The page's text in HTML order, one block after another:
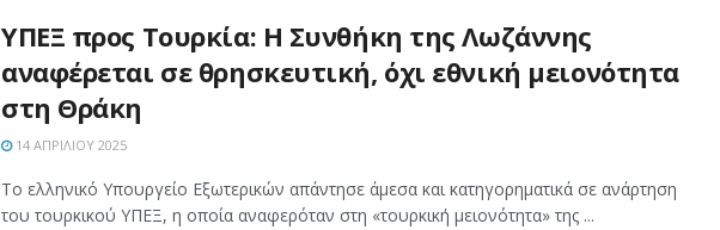
ΥΠΕΞ προς Τουρκία: Η Συνθήκη της Λωζάννης
αναφέρεται σε θρησκευτική, όχι εθνική μειονότητα
στη Θράκη
14 ΑΠΡΙΛΊΟΥ 2025
Το ελληνικό Υπουργείο Εξωτερικών απάντησε άμεσα και κατηγορηματικά σε ανάρτηση
του τουρκικού ΥΠΕΞ, η οποία αναφερόταν στη «τουρκική μειονότητα» της ...